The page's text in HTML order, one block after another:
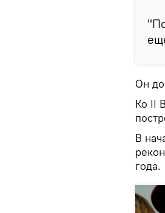
Он
Ко II
В
года.